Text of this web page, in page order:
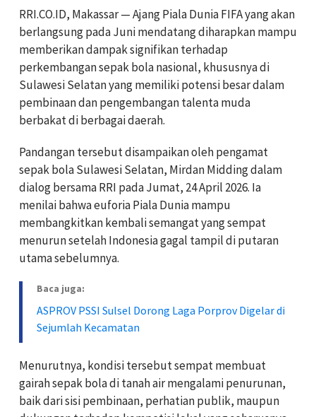
RRI.CO.ID, Makassar — AjangPiala Dunia FIFAyang akan
berlangsung pada Juni mendatang diharapkan mampu
memberikan dampak signifikan terhadap
perkembangan sepak bola nasional, khususnya di
Sulawesi Selatan yang memiliki potensi besar dalam
pembinaan dan pengembangan talenta muda
berbakat di berbagai daerah.
Pandangan tersebut disampaikan oleh pengamat
sepak bola Sulawesi Selatan, Mirdan Middingdalam
dialog bersama RRI pada Jumat, 24 April 2026. Ia
menilai bahwa euforia Piala Dunia mampu
membangkitkan kembali semangat yang sempat
menurun setelah Indonesia gagal tampil di putaran
utama sebelumnya.
Baca juga:
ASPROV PSSI Sulsel Dorong Laga Porprov Digelar di
Sejumlah Kecamatan
Menurutnya, kondisi tersebut sempat membuat
gairah sepak bola di tanah air mengalami penurunan,
baik dari sisi pembinaan, perhatian publik, maupun